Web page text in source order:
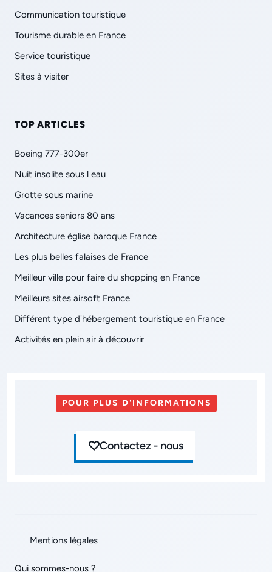
Communication touristique
Tourisme durable en France
Service touristique
Sites à visiter
TOP ARTICLES
Boeing 777-300er
Nuit insolite sous l eau
Grotte sous marine
Vacances seniors 80 ans
Architecture église baroque France
Les plus belles falaises de France
Meilleur ville pour faire du shopping en France
Meilleurs sites airsoft France
Différent type d'hébergement touristique en France
Activités en plein air à découvrir
POUR PLUS D'INFORMATIONS
Contactez - nous
Mentions légales
Qui sommes-nous ?